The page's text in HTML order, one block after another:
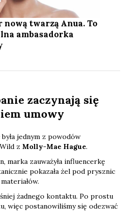
twarzą Anua. To
ambasadorka
zaczynają się
umowy
jednym z powodów
z Molly-Mae Hague.
marka zauważyła influencerkę
pokazała żel pod prysznic
żadnego kontaktu. Po prostu
więc postanowiliśmy się odezwać